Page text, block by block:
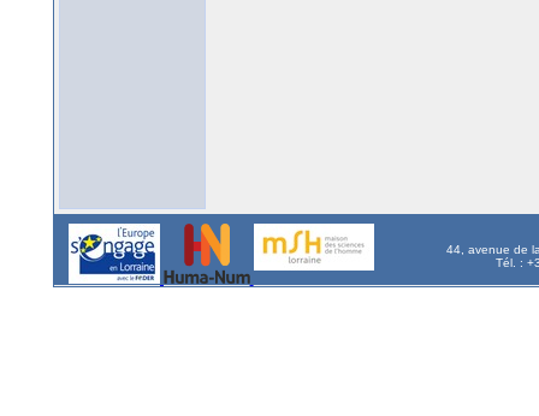
44, avenue de
Tél. :